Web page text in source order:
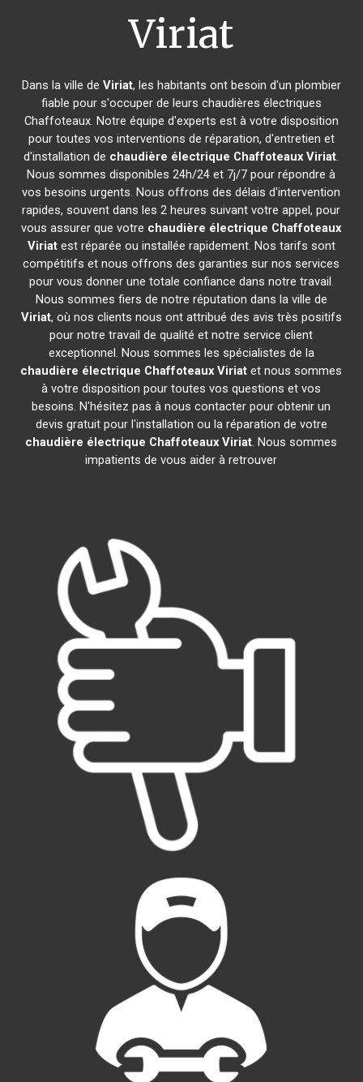
Viriat
Dans la ville de Viriat, les habitants ont besoin d'un plombier
fiable pour s'occuper de leurs chaudières électriques
Chaffoteaux. Notre équipe d'experts est à votre disposition
pour toutes vos interventions de réparation, d'entretien et
d'installation de chaudière électrique Chaffoteaux Viriat.
Nous sommes disponibles 24h/24 et 7j/7 pour répondre à
vos besoins urgents. Nous offrons des délais d'intervention
rapides, souvent dans les 2 heures suivant votre appel, pour
vous assurer que votre chaudière électrique Chaffoteaux
Viriatest réparée ou installée rapidement. Nos tarifs sont
compétitifs et nous offrons des garanties sur nos services
pour vous donner une totale confiance dans notre travail.
Nous sommes fiers de notre réputation dans la ville de
Viriat, où nos clients nous ont attribué des avis très positifs
pour notre travail de qualité et notre service client
exceptionnel. Nous sommes les spécialistes de la
chaudière électrique Chaffoteaux Viriat et nous sommes
à votre disposition pour toutes vos questions et vos
besoins. N'hésitez pas à nous contacter pour obtenir un
devis gratuit pour l'installation ou la réparation de votre
chaudière électrique Chaffoteaux Viriat. Nous sommes
impatients de vous aider à retrouver